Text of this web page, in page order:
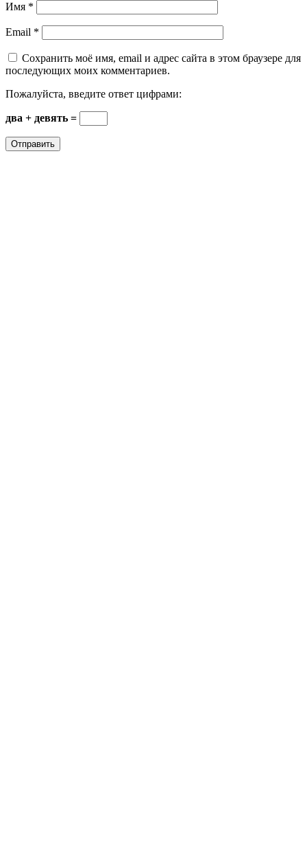
Имя *
Email *
Сохранить моё имя, email и адрес сайта в этом браузере для
последующих моих комментариев.
Пожалуйста, введите ответ цифрами:
два + девять =